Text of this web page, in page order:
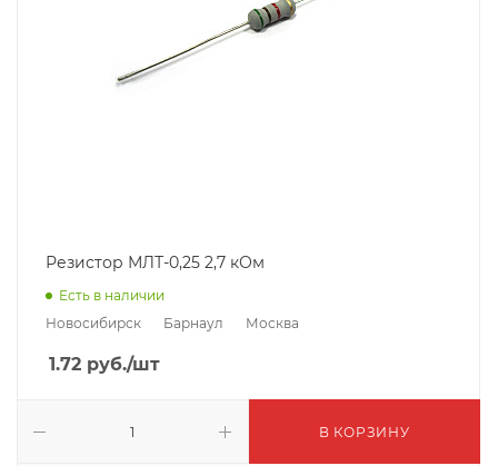
Резистор МЛТ-0,25 2,7 кОм
Есть в наличии
Новосибирск
Барнаул Москва
1.72 руб./шт
В КОРЗИНУ